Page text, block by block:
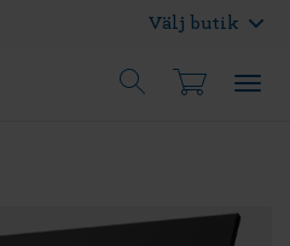
Välj butik